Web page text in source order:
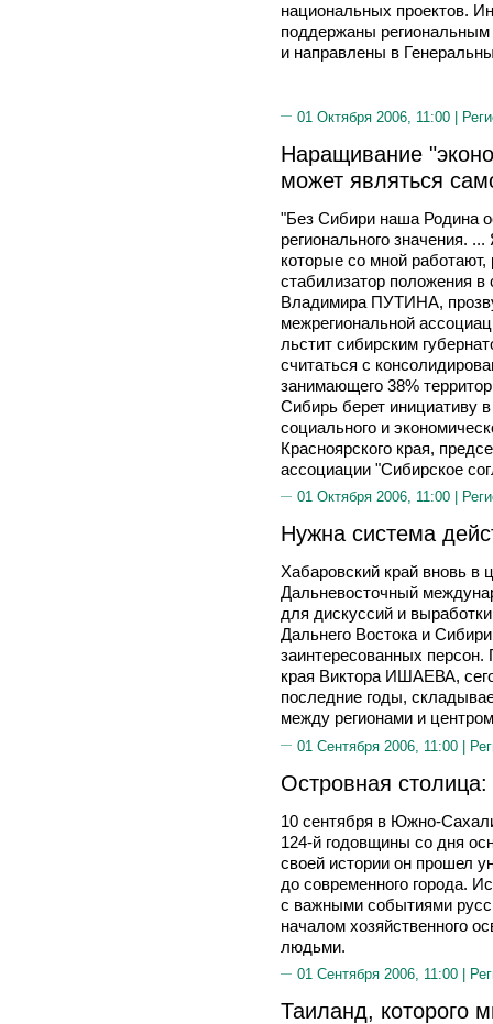
национальных проектов.
поддержаны региональным
и направлены в
01 Октября 2006, 11:00 |
Наращивание
может являться
"Без Сибири наша Родина
регионального значения.
которые со мной
стабилизатор положения в
Владимира ПУТИНА,
межрегиональной
льстит сибирским
считаться с
занимающего 38%
Сибирь берет инициативу
социального и
Красноярского края,
ассоциации "Сибирское
01 Октября 2006, 11:00 |
Нужна система
Хабаровский край вновь в
Дальневосточный
для дискуссий и
Дальнего Востока и
заинтересованных
края Виктора ИШАЕВА,
последние годы,
между регионами и
01 Сентября 2006, 11:00 |
Островная
10 сентября в Южно-
124-й годовщины со дня
своей истории он прошел
до современного города.
с важными событиями
началом хозяйственного
людьми.
01 Сентября 2006, 11:00 |
Таиланд, которого